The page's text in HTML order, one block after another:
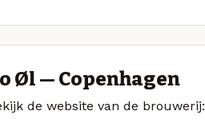
Øl — Copenhagen
de website van de brouwerij: